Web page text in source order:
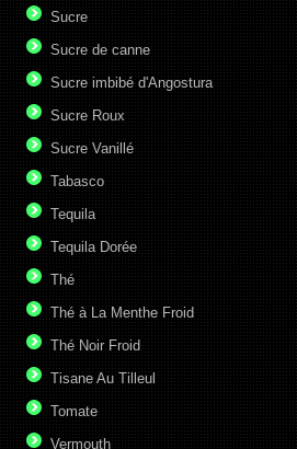
Sucre
Sucre de canne
Sucre imbibé d'Angostura
Sucre Roux
Sucre Vanillé
Tabasco
Tequila
Tequila Dorée
Thé
Thé à La Menthe Froid
Thé Noir Froid
Tisane Au Tilleul
Tomate
Vermouth